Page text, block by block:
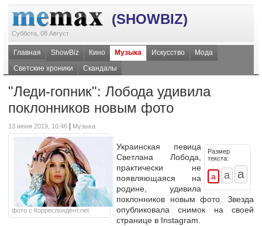
(SHOWBIZ)
Суббота, 08 Август
Главная ShowBiz Кино Музыка Искусство
Мода
Светские хроники
Скандалы
"Леди-гопник": Лобода удивила
поклонников новым фото
13 июня 2019, 10:46 Музыка
фото с Корреспондент.net
Размер
текста:
Украинская певица
Светлана Лобода,
практически не
появляющаяся на
родине, удивила
поклонников новым фото. Звезда
опубликовала снимок на своей
странице в Instagram.